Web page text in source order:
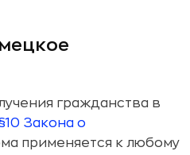
гражданства в
Закона о
применяется к любому